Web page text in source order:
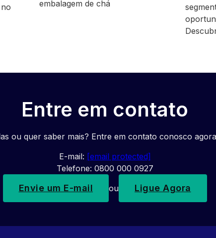
embalagem de chá
Entre em contato
ou quer saber mais? Entre em contato conosco
E-mail: [email protected]
Telefone: 0800 000 0927
Envie um E-mail ou Ligue Agora